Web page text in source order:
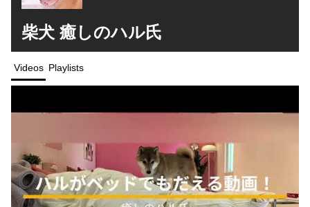
柴犬 癒しのハル氏
Videos Playlists